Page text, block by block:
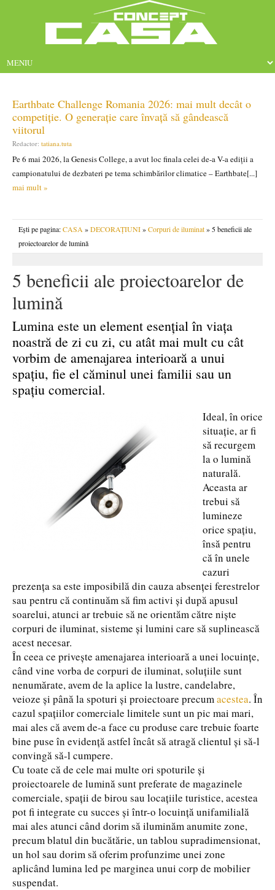
Earthbate Challenge Romania 2026: mai mult decât o
competiție. O generație care învață să gândească
viitorul
Redactor: tatiana.tuta
Pe 6 mai 2026, la Genesis College, a avut loc finala celei de-a V-a ediții a
campionatului de dezbateri pe tema schimbărilor climatice – Earthbate[...]
mai mult »
Ești pe pagina:CASA »DECORAȚIUNI»Corpuri de iluminat» 5 beneficii ale
proiectoarelor de lumină
5 beneficii ale proiectoarelor de
lumină
Lumina este un element esențial în viața
noastră de zi cu zi, cu atât mai mult cu cât
vorbim de amenajarea interioară a unui
spațiu, fie el căminul unei familii sau un
spațiu comercial.
Ideal, în orice
situație, ar fi
să recurgem
la o lumină
naturală.
Aceasta ar
trebui să
lumineze
orice spațiu,
însă pentru
că în unele
cazuri
prezența sa este imposibilă din cauza absenței ferestrelor
sau pentru că continuăm să fim activi și după apusul
soarelui, atunci ar trebuie să ne orientăm către niște
corpuri de iluminat, sisteme și lumini care să suplinească
acest necesar.
În ceea ce privește amenajarea interioară a unei locuințe,
când vine vorba de corpuri de iluminat, soluțiile sunt
nenumărate, avem de la aplice la lustre, candelabre,
veioze și până la spoturi și proiectoare precumacestea. În
cazul spațiilor comerciale limitele sunt un pic mai mari,
mai ales că avem de-a face cu produse care trebuie foarte
bine puse în evidență astfel încât să atragă clientul și să-l
convingă să-l cumpere.
Cu toate că de cele mai multe ori spoturile și
proiectoarele de lumină sunt preferate de magazinele
comerciale, spații de birou sau locațiile turistice, acestea
pot fi integrate cu succes și într-o locuință unifamilială
mai ales atunci când dorim să iluminăm anumite zone,
precum blatul din bucătărie, un tablou supradimensionat,
un hol sau dorim să oferim profunzime unei zone
aplicând lumina led pe marginea unui corp de mobilier
suspendat.